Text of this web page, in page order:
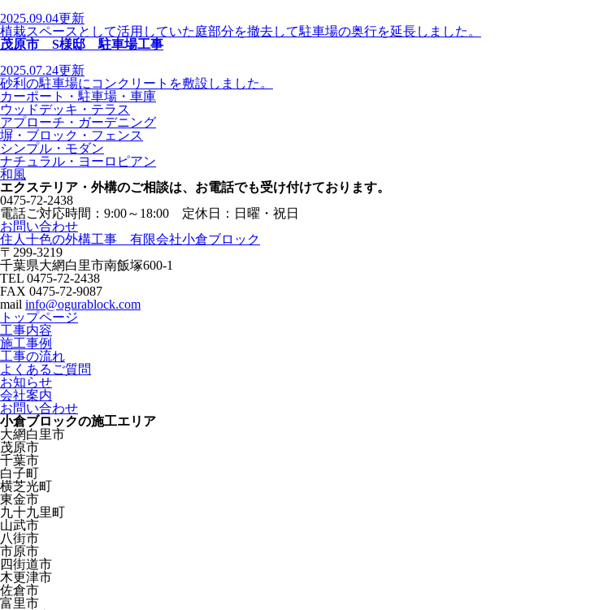
2025.09.04更新
植栽スペースとして活用していた庭部分を撤去して駐車場の奥行を延長しました。
茂原市 S様邸 駐車場工事
2025.07.24更新
砂利の駐車場にコンクリートを敷設しました。
カーポート・駐車場・車庫
ウッドデッキ・テラス
アプローチ・ガーデニング
塀・ブロック・フェンス
シンプル・モダン
ナチュラル・ヨーロピアン
和風
エクステリア・外構のご相談は、お電話でも受け付けております。
0475-72-2438
電話ご対応時間：9:00～18:00 定休日：日曜・祝日
お問い合わせ
住人十色の外構工事 有限会社小倉ブロック
〒299-3219
千葉県大網白里市南飯塚600-1
TEL 0475-72-2438
FAX 0475-72-9087
mail info@ogurablock.com
トップページ
工事内容
施工事例
工事の流れ
よくあるご質問
お知らせ
会社案内
お問い合わせ
小倉ブロックの施工エリア
大網白里市
茂原市
千葉市
白子町
横芝光町
東金市
九十九里町
山武市
八街市
市原市
四街道市
木更津市
佐倉市
富里市